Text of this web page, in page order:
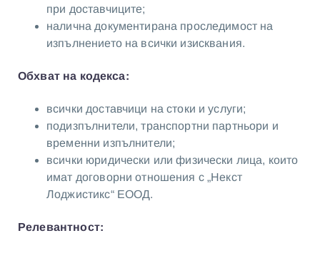
при доставчиците;
налична документирана проследимост на
изпълнението на всички изисквания.
Обхват на кодекса:
всички доставчици на стоки и услуги;
подизпълнители, транспортни партньори и
временни изпълнители;
всички юридически или физически лица, които
имат договорни отношения с „Некст
Лоджистикс“ ЕООД.
Релевантност: